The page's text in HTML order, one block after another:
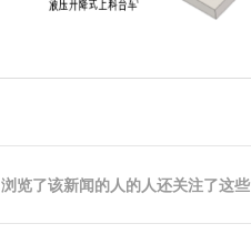
浏览了该新闻的人的人还关注了这些